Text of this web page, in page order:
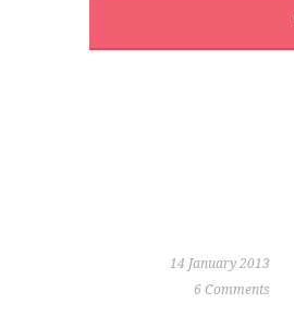
14 January 2013
6 Comments